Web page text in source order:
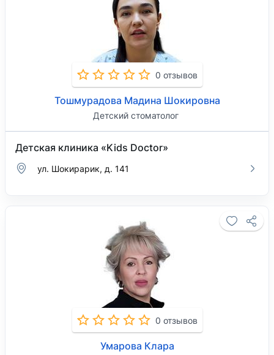
0 отзывов
Тошмурадова Мадина Шокировна
Детский стоматолог
Детская клиника «Kids Doctor»
ул. ​Шокирарик, д. 141
0 отзывов
Умарова Клара